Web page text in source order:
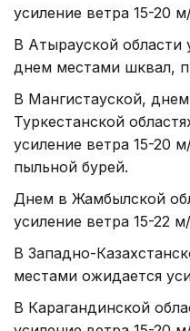
усиление ветра 15-20
В Атырауской области
днем местами шквал,
В Мангистауской,
Туркестанской
усиление ветра 15-20
пыльной бурей.
Днем в Жамбылской
усиление ветра 15-22
В Западно-
местами ожидается
В Карагандинской